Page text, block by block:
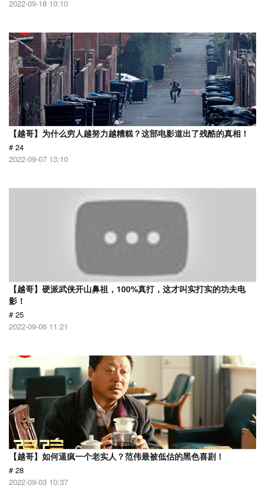
2022-09-18 10:10
【越哥】为什么穷人越努力越糟糕？这部电影道出了残酷的真相！
# 24
2022-09-07 13:10
【越哥】硬派武侠开山鼻祖，100%真打，这才叫实打实的功夫电
影！
# 25
2022-09-06 11:21
【越哥】如何逼疯一个老实人？范伟最被低估的黑色喜剧！
# 28
2022-09-03 10:37